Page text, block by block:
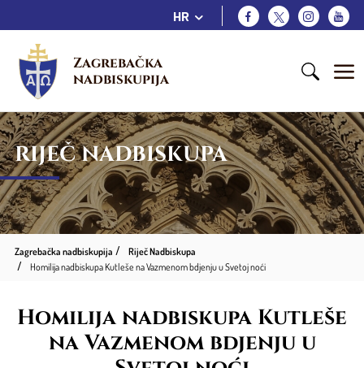
HR
Zagrebačka
nadbiskupija
RIJEČ NADBISKUPA
Zagrebačka nadbiskupija
Riječ Nadbiskupa
Homilija nadbiskupa Kutleše na Vazmenom bdjenju u Svetoj noći
Homilija nadbiskupa Kutleše
na Vazmenom bdjenju u